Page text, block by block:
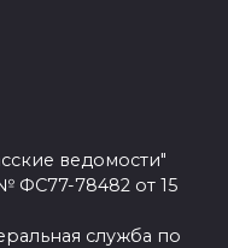
ведомости"
ФС77-78482 от 15
служба по